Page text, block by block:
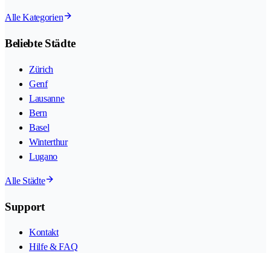
Alle Kategorien
Beliebte Städte
Zürich
Genf
Lausanne
Bern
Basel
Winterthur
Lugano
Alle Städte
Support
Kontakt
Hilfe & FAQ